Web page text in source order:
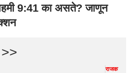
9:41 का असते? जाणून
>>
राजकारण